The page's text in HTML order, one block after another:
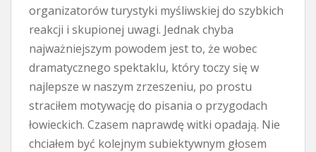
organizatorów turystyki myśliwskiej do szybkich
reakcji i skupionej uwagi. Jednak chyba
najważniejszym powodem jest to, że wobec
dramatycznego spektaklu, który toczy się w
najlepsze w naszym zrzeszeniu, po prostu
straciłem motywację do pisania o przygodach
łowieckich. Czasem naprawdę witki opadają. Nie
chciałem być kolejnym subiektywnym głosem